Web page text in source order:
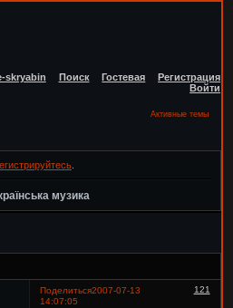
skryabin Поиск Гостевая
Регистрация
Войти
Активные темы
.
музика
Поделиться 121
2007-07-13
14:07:05